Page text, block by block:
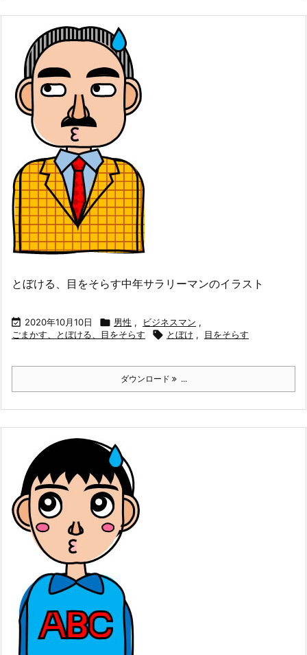
とぼける、目をそらす中年サラリーマンのイラスト
 2020年10月10日  男性 , ビジネスマン ,
ごまかす、とぼける、目をそらす
 とぼけ , 目をそらす
ダウンロード ...